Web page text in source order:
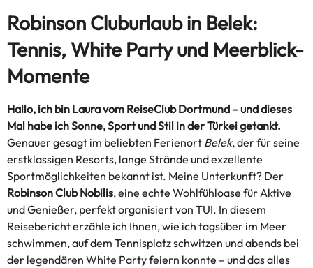
Robinson Cluburlaub in Belek:
Tennis, White Party und Meerblick-
Momente
Hallo, ich bin Laura vom ReiseClub Dortmund – und dieses
Mal habe ich Sonne, Sport und Stil in der Türkei getankt.
Genauer gesagt im beliebten Ferienort Belek, der für seine
erstklassigen Resorts, lange Strände und exzellente
Sportmöglichkeiten bekannt ist. Meine Unterkunft? Der
Robinson Club Nobilis, eine echte Wohlfühloase für Aktive
und Genießer, perfekt organisiert von TUI. In diesem
Reisebericht erzähle ich Ihnen, wie ich tagsüber im Meer
schwimmen, auf dem Tennisplatz schwitzen und abends bei
der legendären White Party feiern konnte – und das alles